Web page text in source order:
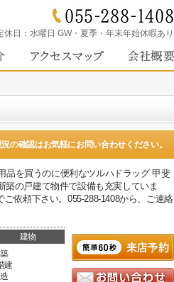
休日： 水曜日 GW・夏季・年末年始休暇あり
況の確認はお気軽にお問い合わせください。
を買うのに便利なツルハドラッグ 甲斐
の戸建て物件で設備も充実していま
依頼下さい。055-288-1408から、ご連絡
建物
建